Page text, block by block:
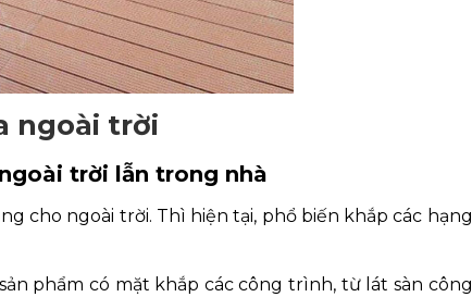
ngoài trời
trời lẫn trong nhà
cho ngoài trời. Thì hiện tại, phổ biến khắp các hạng
phẩm có mặt khắp các công trình, từ lát sàn công